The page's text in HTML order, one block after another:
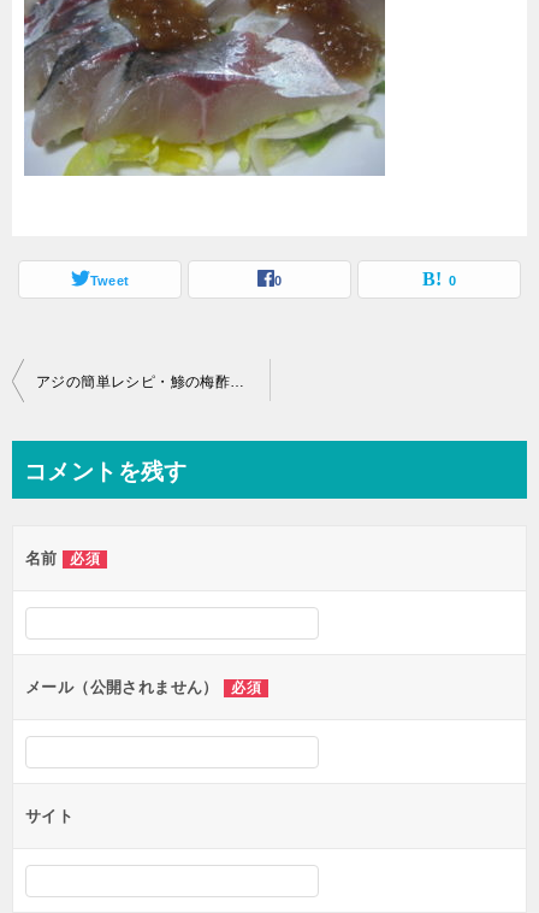
Tweet 0 0
投
ビ
ー
シ
ョ
ン
アジの簡単レシピ・鯵の梅酢サラダ
コメントを残す
名前 必須
メール（公開されません） 必須
サイト